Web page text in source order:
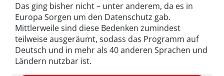
Das ging bisher nicht – unter anderem, da es in
Europa Sorgen um den Datenschutz gab.
Mittlerweile sind diese Bedenken zumindest
teilweise ausgeräumt, sodass das Programm auf
Deutsch und in mehr als 40 anderen Sprachen und
Ländern nutzbar ist.